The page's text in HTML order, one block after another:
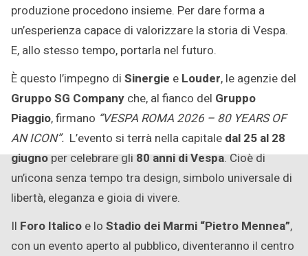
produzione procedono insieme. Per dare forma a
un’esperienza capace di valorizzare la storia di Vespa.
E, allo stesso tempo, portarla nel futuro.
È questo l’impegno di Sinergie e Louder, le agenzie del
Gruppo SG Company che, al fianco del Gruppo
Piaggio, firmano “VESPA ROMA 2026 – 80 YEARS OF
AN ICON”. L’evento si terrà nella capitale dal 25 al 28
giugnoper celebrare gli80 anni di Vespa. Cioè di
un’icona senza tempo tra design, simbolo universale di
libertà, eleganza e gioia di vivere.
Il Foro Italico e lo Stadio dei Marmi “Pietro Mennea”,
con un evento aperto al pubblico, diventeranno il centro